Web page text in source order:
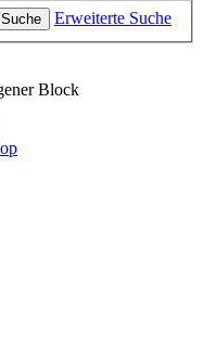
Suche
Erweiterte Suche
Block